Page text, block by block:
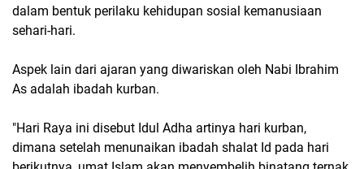
dalam bentuk perilaku kehidupan sosial kemanusiaan
sehari-hari.
Aspek lain dari ajaran yang diwariskan oleh Nabi Ibrahim
As adalah ibadah kurban.
"Hari Raya ini disebut Idul Adha artinya hari kurban,
dimana setelah menunaikan ibadah shalat Id pada hari